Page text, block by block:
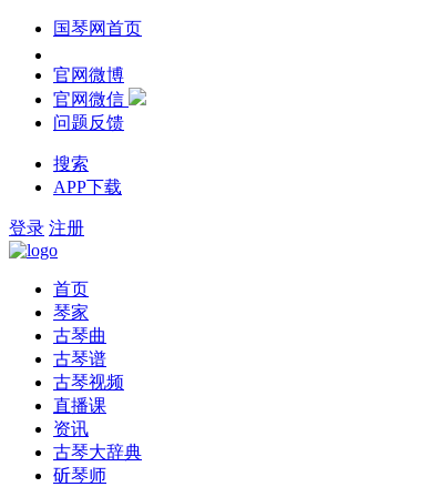
国琴网首页
官网微博
官网微信
问题反馈
搜索
APP下载
登录 注册
首页
琴家
古琴曲
古琴谱
古琴视频
直播课
资讯
古琴大辞典
斫琴师